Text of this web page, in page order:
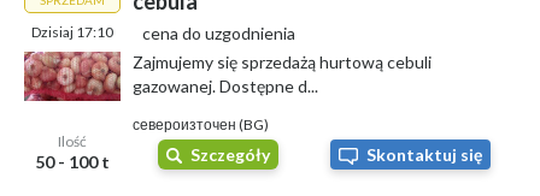
Dzisiaj 17:10
Ilość
50 - 100 t
cena do uzgodnienia
Zajmujemy się sprzedażą hurtową cebuli
gazowanej. Dostępne d...
североизточен (BG)
Szczegóły Skontaktuj się